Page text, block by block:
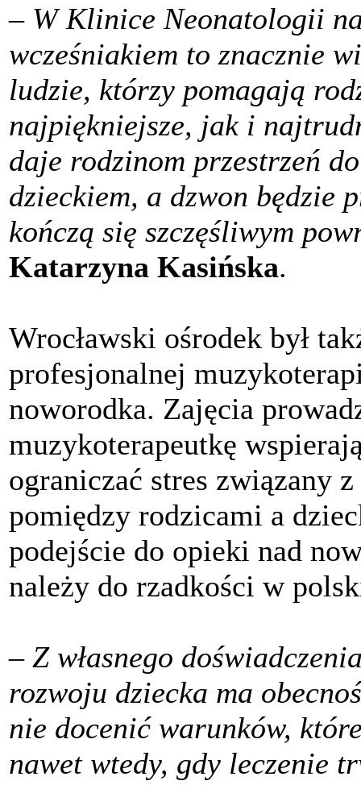
– W Klinice Neonatologii
wcześniakiem to znacznie
ludzie, którzy pomagają
najpiękniejsze, jak i
daje rodzinom przestrzeń
dzieckiem, a dzwon będzie
kończą się szczęśliwym
Katarzyna Kasińska.
Wrocławski ośrodek był
profesjonalnej
noworodka. Zajęcia
muzykoterapeutkę
ograniczać stres związany
pomiędzy rodzicami a
podejście do opieki nad
należy do rzadkości w
– Z własnego
rozwoju dziecka ma
nie docenić warunków,
nawet wtedy, gdy leczenie